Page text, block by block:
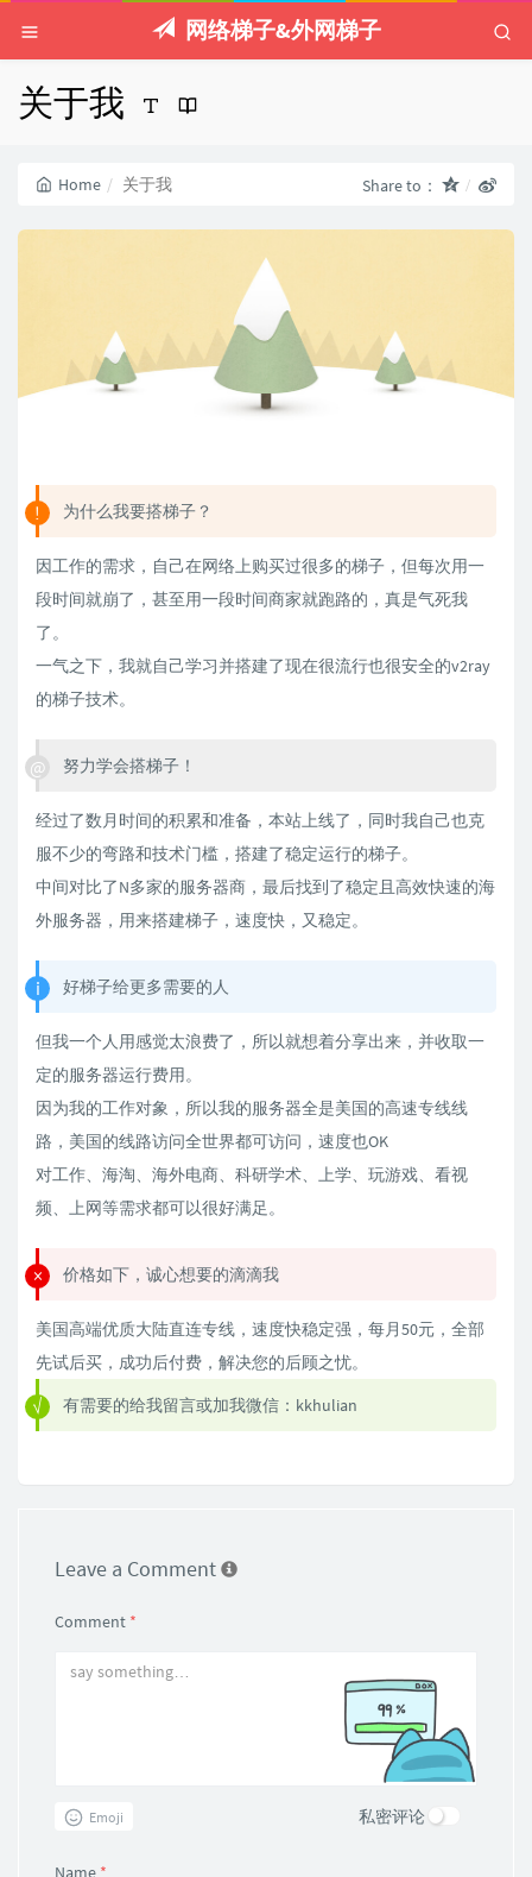
网络梯子&外网梯子
关于我
Home 关于我 Share to：
为什么我要搭梯子？
因工作的需求，自己在网络上购买过很多的梯子，但每次用一
段时间就崩了，甚至用一段时间商家就跑路的，真是气死我
了。
一气之下，我就自己学习并搭建了现在很流行也很安全的v2ray
的梯子技术。
努力学会搭梯子！
经过了数月时间的积累和准备，本站上线了，同时我自己也克
服不少的弯路和技术门槛，搭建了稳定运行的梯子。
中间对比了N多家的服务器商，最后找到了稳定且高效快速的海
外服务器，用来搭建梯子，速度快，又稳定。
好梯子给更多需要的人
但我一个人用感觉太浪费了，所以就想着分享出来，并收取一
定的服务器运行费用。
因为我的工作对象，所以我的服务器全是美国的高速专线线
路，美国的线路访问全世界都可访问，速度也OK
对工作、海淘、海外电商、科研学术、上学、玩游戏、看视
频、上网等需求都可以很好满足。
价格如下，诚心想要的滴滴我
美国高端优质大陆直连专线，速度快稳定强，每月50元，全部
先试后买，成功后付费，解决您的后顾之忧。
有需要的给我留言或加我微信：kkhulian
Leave a Comment
Comment *
Emoji 私密评论
Name *